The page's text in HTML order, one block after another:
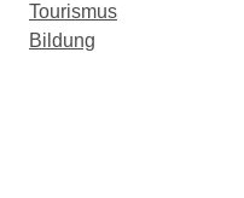
Tourismus
Bildung